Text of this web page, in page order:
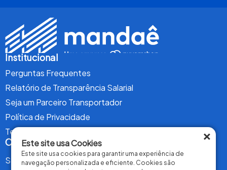
Institucional
Perguntas Frequentes
Relatório de Transparência Salarial
Seja um Parceiro Transportador
Política de Privacidade
Termos de Uso
Conteúdo
Serviços
×
Este site usa Cookies
Este site usa cookies para garantir uma experiência de
navegação personalizada e eficiente. Cookies são